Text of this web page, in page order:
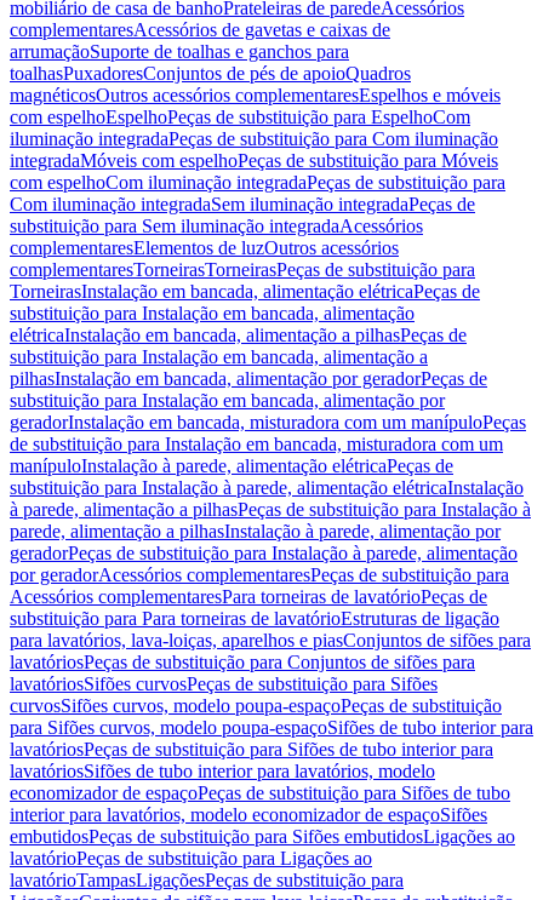
mobiliário de casa de banhoPrateleiras de paredeAcessórios
complementaresAcessórios de gavetas e caixas de
arrumaçãoSuporte de toalhas e ganchos para
toalhasPuxadoresConjuntos de pés de apoioQuadros
magnéticosOutros acessórios complementaresEspelhos e móveis
com espelhoEspelhoPeças de substituição para EspelhoCom
iluminação integradaPeças de substituição para Com iluminação
integradaMóveis com espelhoPeças de substituição para Móveis
com espelhoCom iluminação integradaPeças de substituição para
Com iluminação integradaSem iluminação integradaPeças de
substituição para Sem iluminação integradaAcessórios
complementaresElementos de luzOutros acessórios
complementaresTorneirasTorneirasPeças de substituição para
TorneirasInstalação em bancada, alimentação elétricaPeças de
substituição para Instalação em bancada, alimentação
elétricaInstalação em bancada, alimentação a pilhasPeças de
substituição para Instalação em bancada, alimentação a
pilhasInstalação em bancada, alimentação por geradorPeças de
substituição para Instalação em bancada, alimentação por
geradorInstalação em bancada, misturadora com um manípuloPeças
de substituição para Instalação em bancada, misturadora com um
manípuloInstalação à parede, alimentação elétricaPeças de
substituição para Instalação à parede, alimentação elétricaInstalação
à parede, alimentação a pilhasPeças de substituição para Instalação à
parede, alimentação a pilhasInstalação à parede, alimentação por
geradorPeças de substituição para Instalação à parede, alimentação
por geradorAcessórios complementaresPeças de substituição para
Acessórios complementaresPara torneiras de lavatórioPeças de
substituição para Para torneiras de lavatórioEstruturas de ligação
para lavatórios, lava-loiças, aparelhos e piasConjuntos de sifões para
lavatóriosPeças de substituição para Conjuntos de sifões para
lavatóriosSifões curvosPeças de substituição para Sifões
curvosSifões curvos, modelo poupa-espaçoPeças de substituição
para Sifões curvos, modelo poupa-espaçoSifões de tubo interior para
lavatóriosPeças de substituição para Sifões de tubo interior para
lavatóriosSifões de tubo interior para lavatórios, modelo
economizador de espaçoPeças de substituição para Sifões de tubo
interior para lavatórios, modelo economizador de espaçoSifões
embutidosPeças de substituição para Sifões embutidosLigações ao
lavatórioPeças de substituição para Ligações ao
lavatórioTampasLigaçõesPeças de substituição para